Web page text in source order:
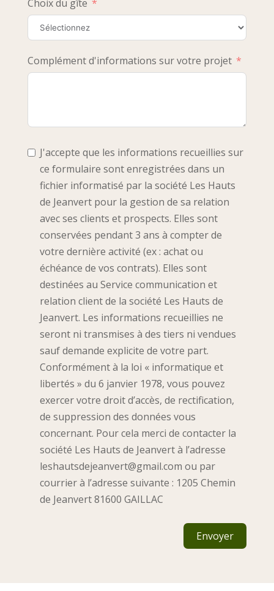
Choix du gîte
Complément d'informations sur votre projet
J'accepte que les informations recueillies sur
ce formulaire sont enregistrées dans un
fichier informatisé par la société Les Hauts
de Jeanvert pour la gestion de sa relation
avec ses clients et prospects. Elles sont
conservées pendant 3 ans à compter de
votre dernière activité (ex : achat ou
échéance de vos contrats). Elles sont
destinées au Service communication et
relation client de la société Les Hauts de
Jeanvert. Les informations recueillies ne
seront ni transmises à des tiers ni vendues
sauf demande explicite de votre part.
Conformément à la loi « informatique et
libertés » du 6 janvier 1978, vous pouvez
exercer votre droit d’accès, de rectification,
de suppression des données vous
concernant. Pour cela merci de contacter la
société Les Hauts de Jeanvert à l’adresse
leshautsdejeanvert@gmail.com ou par
courrier à l’adresse suivante : 1205 Chemin
de Jeanvert 81600 GAILLAC
Envoyer